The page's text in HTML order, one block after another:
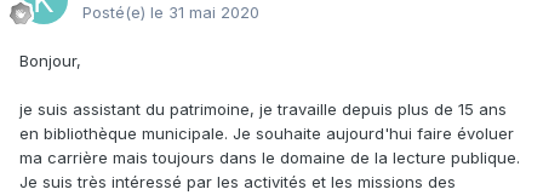
Posté(e) le 31 mai 2020
Bonjour,
je suis assistant du patrimoine, je travaille depuis plus de 15 ans
en bibliothèque municipale. Je souhaite aujourd'hui faire évoluer
ma carrière mais toujours dans le domaine de la lecture publique.
Je suis très intéressé par les activités et les missions des